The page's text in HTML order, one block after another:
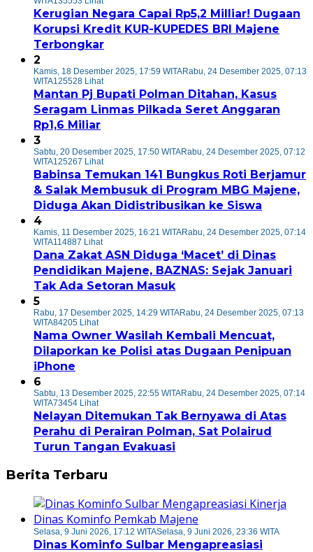
Kerugian Negara Capai Rp5,2 Milliar! Dugaan
Korupsi Kredit KUR-KUPEDES BRI Majene
Terbongkar
2
Kamis, 18 Desember 2025, 17:59 WITARabu, 24 Desember 2025, 07:13
WITA125528 Lihat
Mantan Pj Bupati Polman Ditahan, Kasus
Seragam Linmas Pilkada Seret Anggaran
Rp1,6 Miliar
3
Sabtu, 20 Desember 2025, 17:50 WITARabu, 24 Desember 2025, 07:12
WITA125267 Lihat
Babinsa Temukan 141 Bungkus Roti Berjamur
& Salak Membusuk di Program MBG Majene,
Diduga Akan Didistribusikan ke Siswa
4
Kamis, 11 Desember 2025, 16:21 WITARabu, 24 Desember 2025, 07:14
WITA114887 Lihat
Dana Zakat ASN Diduga ‘Macet’ di Dinas
Pendidikan Majene, BAZNAS: Sejak Januari
Tak Ada Setoran Masuk
5
Rabu, 17 Desember 2025, 14:29 WITARabu, 24 Desember 2025, 07:13
WITA84205 Lihat
Nama Owner Wasilah Kembali Mencuat,
Dilaporkan ke Polisi atas Dugaan Penipuan
iPhone
6
Sabtu, 13 Desember 2025, 22:55 WITARabu, 24 Desember 2025, 07:14
WITA73454 Lihat
Nelayan Ditemukan Tak Bernyawa di Atas
Perahu di Perairan Polman, Sat Polairud
Turun Tangan Evakuasi
Berita Terbaru
Selasa, 9 Juni 2026, 17:12 WITASelasa, 9 Juni 2026, 23:36 WITA
Dinas Kominfo Sulbar Mengapreasiasi